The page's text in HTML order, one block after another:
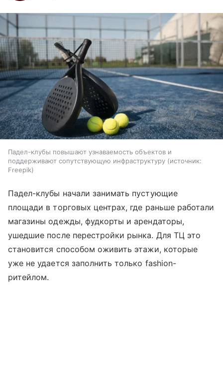
Падел-клубы повышают узнаваемость объектов и
поддерживают сопутствующую инфраструктуру
источник:
Freepik
Падел-клубы начали занимать пустующие
площади в торговых центрах, где раньше работали
магазины одежды, фудкорты и арендаторы,
ушедшие после перестройки рынка. Для ТЦ это
становится способом оживить этажи, которые
уже не удается заполнить только fashion-
ритейлом.